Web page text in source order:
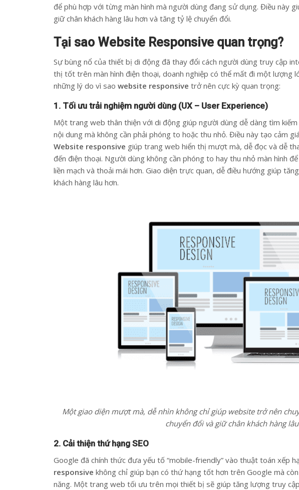
để phù hợp với từng màn hình mà người dùng đang sử dụng. Điều này
giữ chân khách hàng lâu hơn và tăng tỷ lệ chuyển đổi.
Tại sao Website Responsive quan trọng?
Sự bùng nổ của thiết bị di động đã thay đổi cách người dùng truy cập
thị tốt trên màn hình điện thoại, doanh nghiệp có thể mất đi một lượng
những lý do vì sao website responsive trở nên cực kỳ quan trọng:
1. Tối ưu trải nghiệm người dùng (UX – User Experience)
Một trang web thân thiện với di động giúp người dùng dễ dàng tìm
nội dung mà không cần phải phóng to hoặc thu nhỏ. Điều này tạo cảm
Website responsive giúp trang web hiển thị mượt mà, dễ đọc và dễ
đến điện thoại. Người dùng không cần phóng to hay thu nhỏ màn hình
liền mạch và thoải mái hơn. Giao diện trực quan, dễ điều hướng giúp
khách hàng lâu hơn.
Một giao diện mượt mà, dễ nhìn không chỉ giúp website trở nên
chuyển đổi và giữ chân khách hàng
2. Cải thiện thứ hạng SEO
Google đã chính thức đưa yếu tố “mobile-friendly” vào thuật toán xếp
responsive không chỉ giúp bạn có thứ hạng tốt hơn trên Google mà
năng. Một trang web tối ưu trên mọi thiết bị sẽ giúp tăng lượng truy